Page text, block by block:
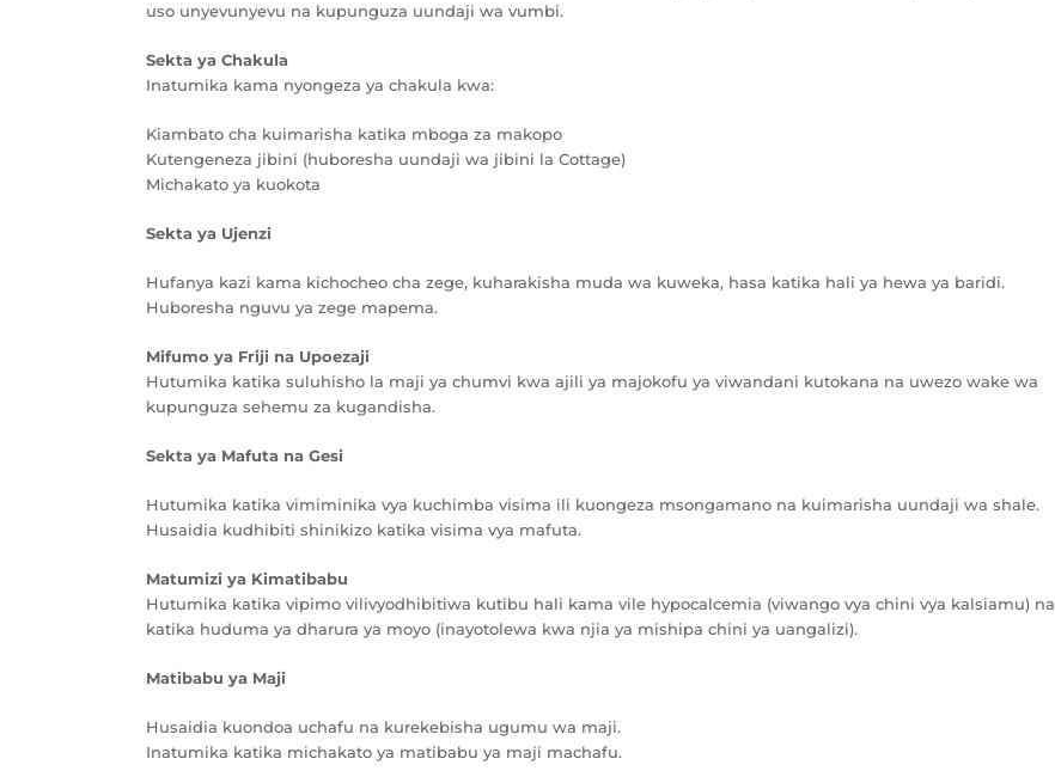
uso unyevunyevu na kupunguza uundaji wa vumbi.
Sekta ya Chakula
Inatumika kama nyongeza ya chakula kwa:
Kiambato cha kuimarisha katika mboga za makopo
Kutengeneza jibini (huboresha uundaji wa jibini la Cottage)
Michakato ya kuokota
Sekta ya Ujenzi
Hufanya kazi kama kichocheo cha zege, kuharakisha muda wa kuweka, hasa katika hali ya hewa ya baridi.
Huboresha nguvu ya zege mapema.
Mifumo ya Friji na Upoezaji
Hutumika katika suluhisho la maji ya chumvi kwa ajili ya majokofu ya viwandani kutokana na uwezo wake wa
kupunguza sehemu za kugandisha.
Sekta ya Mafuta na Gesi
Hutumika katika vimiminika vya kuchimba visima ili kuongeza msongamano na kuimarisha uundaji wa shale.
Husaidia kudhibiti shinikizo katika visima vya mafuta.
Matumizi ya Kimatibabu
Hutumika katika vipimo vilivyodhibitiwa kutibu hali kama vile hypocalcemia (viwango vya chini vya kalsiamu) na
katika huduma ya dharura ya moyo (inayotolewa kwa njia ya mishipa chini ya uangalizi).
Matibabu ya Maji
Husaidia kuondoa uchafu na kurekebisha ugumu wa maji.
Inatumika katika michakato ya matibabu ya maji machafu.